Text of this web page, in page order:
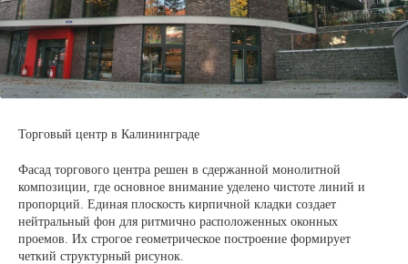
Торговый центр в Калининграде
Фасад торгового центра решен в сдержанной монолитной
композиции, где основное внимание уделено чистоте линий и
пропорций. Единая плоскость кирпичной кладки создает
нейтральный фон для ритмично расположенных оконных
проемов. Их строгое геометрическое построение формирует
четкий структурный рисунок.